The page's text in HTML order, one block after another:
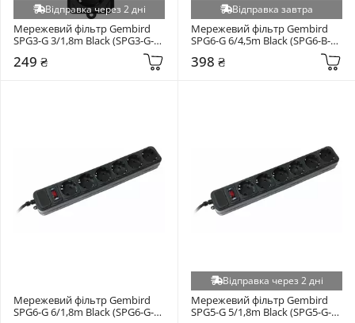
Відправка через 2 дні
Мережевий фільтр Gembird
SPG3-G 3/1,8m Black (SPG3-G-
249 ₴
Відправка завтра
Мережевий фільтр Gembird
SPG6-G 6/4,5m Black (SPG6-B-
398 ₴
Мережевий фільтр Gembird
SPG6-G 6/1,8m Black (SPG6-G-
Відправка через 2 дні
Мережевий фільтр Gembird
SPG5-G 5/1,8m Black (SPG5-G-